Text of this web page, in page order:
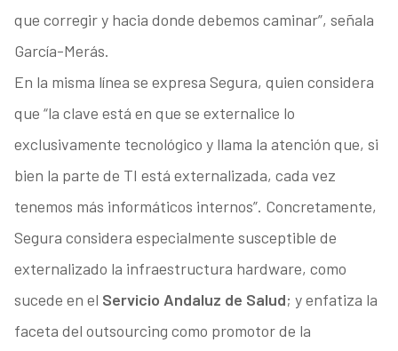
que corregir y hacia donde debemos caminar”, señala
García-Merás.
En la misma línea se expresa Segura, quien considera
que “la clave está en que se externalice lo
exclusivamente tecnológico y llama la atención que, si
bien la parte de TI está externalizada, cada vez
tenemos más informáticos internos”. Concretamente,
Segura considera especialmente susceptible de
externalizado la infraestructura hardware, como
sucede en el Servicio Andaluz de Salud; y enfatiza la
faceta del outsourcing como promotor de la